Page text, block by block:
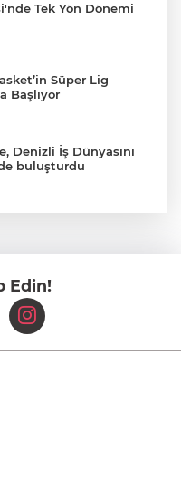
Tek Yön Dönemi
Süper Lig
Başlıyor
Denizli İş Dünyasını
buluşturdu
Belediyespor Kadın
sezon hazırlıklarına
Egemen Güven
Hayat Öykülerini
Edin!